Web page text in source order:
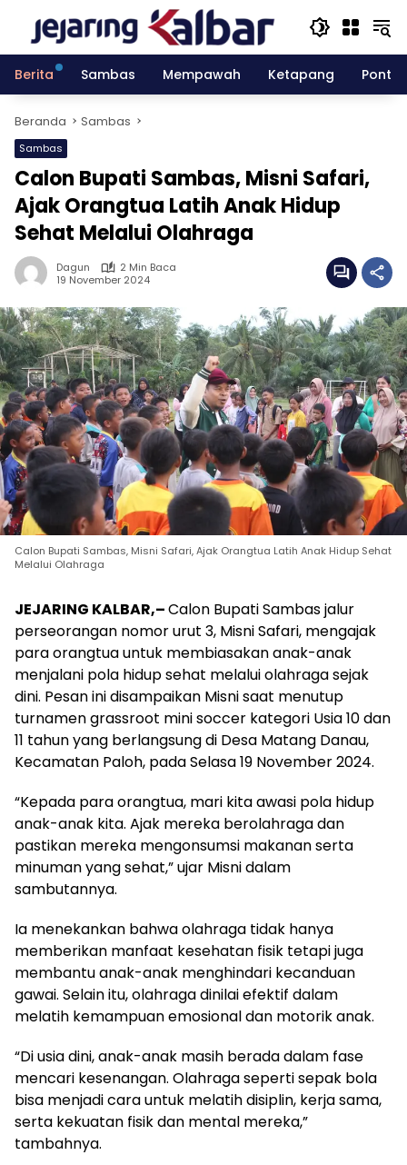
konten
Berita
Sambas Mempawah Ketapang
Beranda Sambas
Sambas
Calon Bupati Sambas, Misni Safari,
Ajak Orangtua Latih Anak Hidup
Sehat Melalui Olahraga
Dagun
2 Min Baca
19 November 2024
Calon Bupati Sambas, Misni Safari, Ajak Orangtua Latih Anak Hidup Sehat
Melalui Olahraga
JEJARING KALBAR,–Calon Bupati Sambas jalur
perseorangan nomor urut 3, Misni Safari, mengajak
para orangtua untuk membiasakan anak-anak
menjalani pola hidup sehat melalui olahraga sejak
dini. Pesan ini disampaikan Misni saat menutup
turnamen grassroot mini soccer kategori Usia 10 dan
11 tahun yang berlangsung di Desa Matang Danau,
Kecamatan Paloh, pada Selasa 19 November 2024.
“Kepada para orangtua, mari kita awasi pola hidup
anak-anak kita. Ajak mereka berolahraga dan
pastikan mereka mengonsumsi makanan serta
minuman yang sehat,” ujar Misni dalam
sambutannya.
Ia menekankan bahwa olahraga tidak hanya
memberikan manfaat kesehatan fisik tetapi juga
membantu anak-anak menghindari kecanduan
gawai. Selain itu, olahraga dinilai efektif dalam
melatih kemampuan emosional dan motorik anak.
“Di usia dini, anak-anak masih berada dalam fase
mencari kesenangan. Olahraga seperti sepak bola
bisa menjadi cara untuk melatih disiplin, kerja sama,
serta kekuatan fisik dan mental mereka,”
tambahnya.